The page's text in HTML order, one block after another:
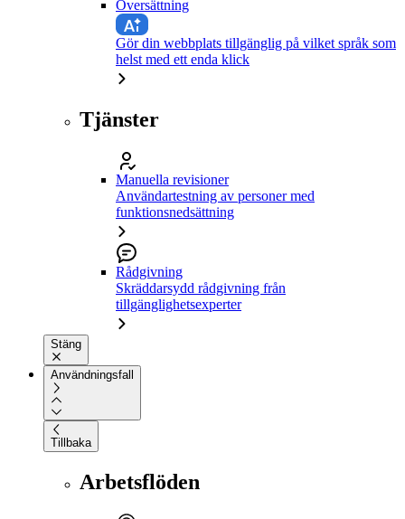
Översättning
Gör din webbplats tillgänglig på vilket språk som
helst med ett enda klick
Tjänster
Manuella revisioner
Användartestning av personer med
funktionsnedsättning
Rådgivning
Skräddarsydd rådgivning från
tillgänglighetsexperter
Stäng
Användningsfall
Tillbaka
Arbetsflöden